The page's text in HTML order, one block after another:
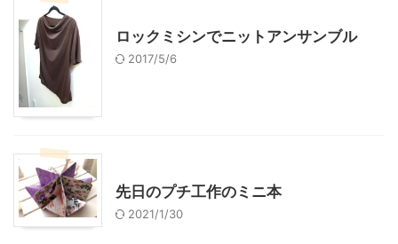
ロックミシンでニットアンサンブル
2017/5/6
先日のプチ工作のミニ本
2021/1/30